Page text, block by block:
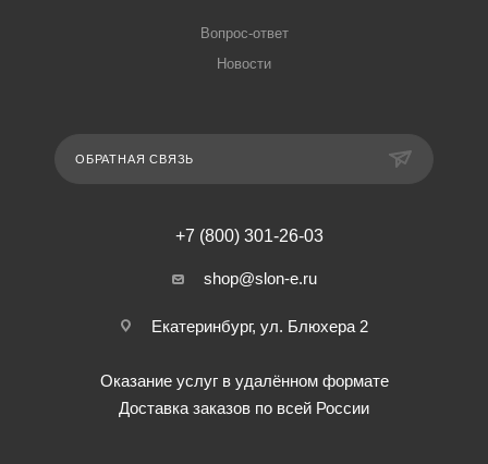
Вопрос-ответ
Новости
ОБРАТНАЯ СВЯЗЬ
+7 (800) 301-26-03
shop@slon-e.ru
Екатеринбург, ул. Блюхера 2
Оказание услуг в удалённом формате
Доставка заказов по всей России